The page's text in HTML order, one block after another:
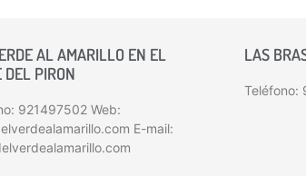
AL AMARILLO EN EL
DEL PIRON
921497502 Web:
E-mail:
LAS
Teléfono: